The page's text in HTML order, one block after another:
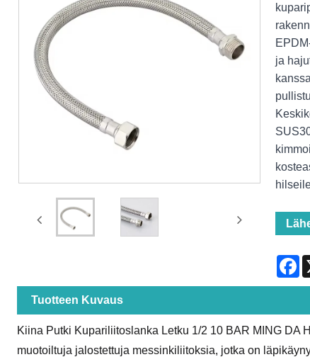
ja
Tuotteen Kuvaus
Kiina Putki Kupariliitoslanka Letku 1/2 10 BAR MING DA
muotoiltuja jalostettuja messinkiliitoksia, jotka on